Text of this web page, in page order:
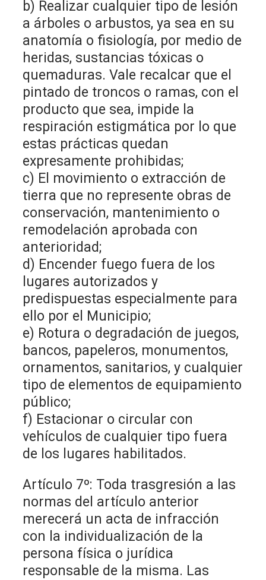
b) Realizar cualquier tipo de lesión
a árboles o arbustos, ya sea en su
anatomía o fisiología, por medio de
heridas, sustancias tóxicas o
quemaduras. Vale recalcar que el
pintado de troncos o ramas, con el
producto que sea, impide la
respiración estigmática por lo que
estas prácticas quedan
expresamente prohibidas;
c) El movimiento o extracción de
tierra que no represente obras de
conservación, mantenimiento o
remodelación aprobada con
anterioridad;
d) Encender fuego fuera de los
lugares autorizados y
predispuestas especialmente para
ello por el Municipio;
e) Rotura o degradación de juegos,
bancos, papeleros, monumentos,
ornamentos, sanitarios, y cualquier
tipo de elementos de equipamiento
público;
f) Estacionar o circular con
vehículos de cualquier tipo fuera
de los lugares habilitados.
Artículo 7º: Toda trasgresión a las
normas del artículo anterior
merecerá un acta de infracción
con la individualización de la
persona física o jurídica
responsable de la misma. Las